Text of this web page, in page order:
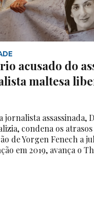
acusado do
maltesa
jornalista assassinada,
condena os atrasos
de Yorgen Fenech a
em 2019, avança o